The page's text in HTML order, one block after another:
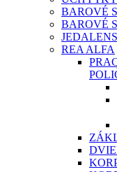
BAROVÉ
BAROVÉ
REA ALFA